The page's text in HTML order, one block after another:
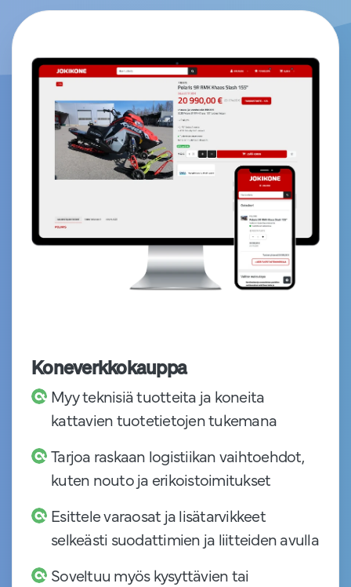
Koneverkkokauppa
Myy teknisiä tuotteita ja koneita
kattavien tuotetietojen tukemana
Tarjoa raskaan logistiikan vaihtoehdot,
kuten nouto ja erikoistoimitukset
Esittele varaosat ja lisätarvikkeet
selkeästi suodattimien ja liitteiden avulla
Soveltuu myös kysyttävien tai